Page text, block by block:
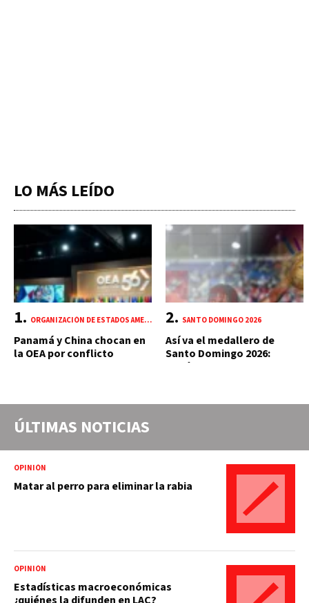
LO MÁS LEÍDO
ORGANIZACIÓN DE ESTADOS AMERICANOS (OEA)
Panamá y China chocan en
la OEA por conflicto
SANTO DOMINGO 2026
Así va el medallero de
Santo Domingo 2026:
República Dominicana
ÚLTIMAS NOTICIAS
OPINIÓN
Matar al perro para eliminar la rabia
OPINIÓN
Estadísticas macroeconómicas